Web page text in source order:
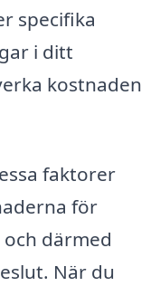
specifika
i ditt
kostnaden
faktorer
för
därmed
När du